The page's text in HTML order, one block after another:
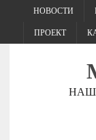
НОВОСТИ
ПРОЕКТ
НАШ